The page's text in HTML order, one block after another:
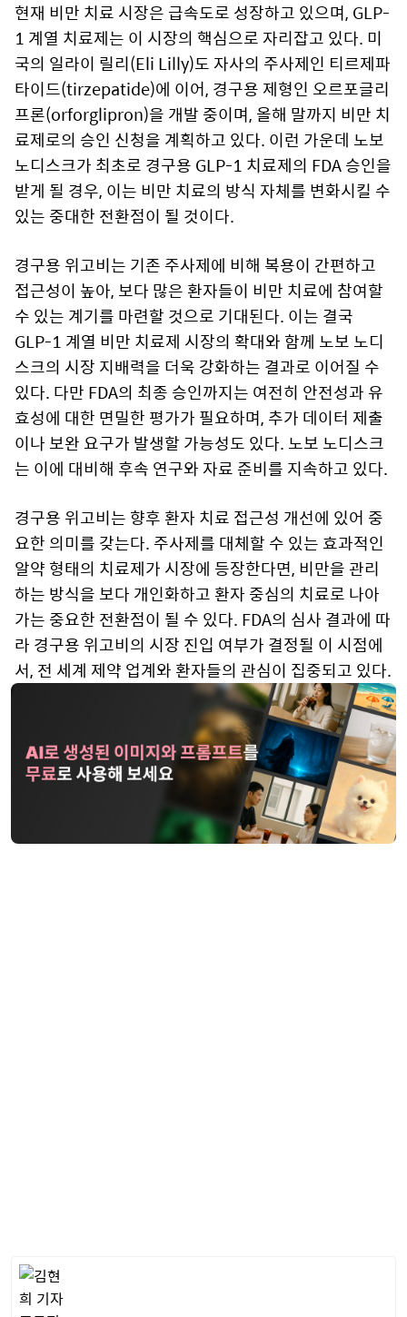
현재 비만 치료 시장은 급속도로 성장하고 있으며, GLP-
1 계열 치료제는 이 시장의 핵심으로 자리잡고 있다. 미
국의 일라이 릴리(Eli Lilly)도 자사의 주사제인 티르제파
타이드(tirzepatide)에 이어, 경구용 제형인 오르포글리
프론(orforglipron)을 개발 중이며, 올해 말까지 비만 치
료제로의 승인 신청을 계획하고 있다. 이런 가운데 노보
노디스크가 최초로 경구용 GLP-1 치료제의 FDA 승인을
받게 될 경우, 이는 비만 치료의 방식 자체를 변화시킬 수
있는 중대한 전환점이 될 것이다.
경구용 위고비는 기존 주사제에 비해 복용이 간편하고
접근성이 높아, 보다 많은 환자들이 비만 치료에 참여할
수 있는 계기를 마련할 것으로 기대된다. 이는 결국
GLP-1 계열 비만 치료제 시장의 확대와 함께 노보 노디
스크의 시장 지배력을 더욱 강화하는 결과로 이어질 수
있다. 다만 FDA의 최종 승인까지는 여전히 안전성과 유
효성에 대한 면밀한 평가가 필요하며, 추가 데이터 제출
이나 보완 요구가 발생할 가능성도 있다. 노보 노디스크
는 이에 대비해 후속 연구와 자료 준비를 지속하고 있다.
경구용 위고비는 향후 환자 치료 접근성 개선에 있어 중
요한 의미를 갖는다. 주사제를 대체할 수 있는 효과적인
알약 형태의 치료제가 시장에 등장한다면, 비만을 관리
하는 방식을 보다 개인화하고 환자 중심의 치료로 나아
가는 중요한 전환점이 될 수 있다. FDA의 심사 결과에 따
라 경구용 위고비의 시장 진입 여부가 결정될 이 시점에
서, 전 세계 제약 업계와 환자들의 관심이 집중되고 있다.